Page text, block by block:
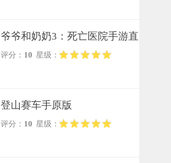
爷爷和奶奶3：死亡医院手游直
装版
评分： 10 星级：
登山赛车手原版
评分： 10 星级：